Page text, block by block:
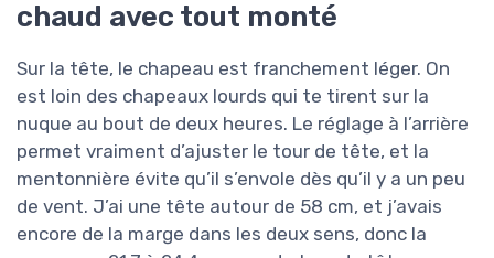
chaud avec tout monté
Sur la tête, le chapeau est franchement léger. On
est loin des chapeaux lourds qui te tirent sur la
nuque au bout de deux heures. Le réglage à l’arrière
permet vraiment d’ajuster le tour de tête, et la
mentonnière évite qu’il s’envole dès qu’il y a un peu
de vent. J’ai une tête autour de 58 cm, et j’avais
encore de la marge dans les deux sens, donc la